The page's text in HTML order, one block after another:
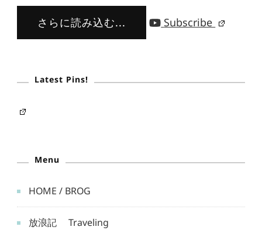
さらに読み込む... Subscribe
Latest Pins!
Menu
HOME / BROG
放浪記 Traveling